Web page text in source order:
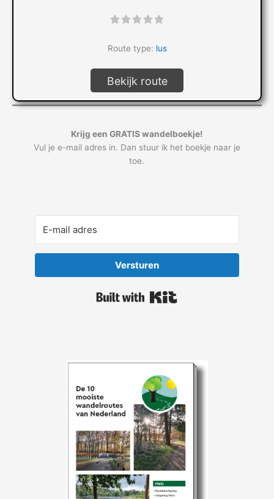
Route type: lus
Bekijk route
Krijg een GRATIS wandelboekje!
Vul je e-mail adres in. Dan stuur ik het boekje naar je
toe.
Versturen